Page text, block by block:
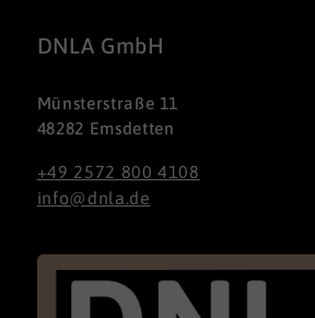
DNLA GmbH
Münsterstraße 11
48282 Emsdetten
+49 2572 800 4108
info@dnla.de